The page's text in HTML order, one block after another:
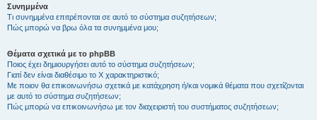
Συνημμένα
Τι συνημμένα επιτρέπονται σε αυτό το σύστημα συζητήσεων;
Πώς μπορώ να βρω όλα τα συνημμένα μου;
Θέματα σχετικά με το phpBB
Ποιος έχει δημιουργήσει αυτό το σύστημα συζητήσεων;
Γιατί δεν είναι διαθέσιμο το Χ χαρακτηριστικό;
Με ποιον θα επικοινωνήσω σχετικά με κατάχρηση ή/και νομικά θέματα που σχετίζονται
με αυτό το σύστημα συζητήσεων;
Πώς μπορώ να επικοινωνήσω με τον διαχειριστή του συστήματος συζητήσεων;